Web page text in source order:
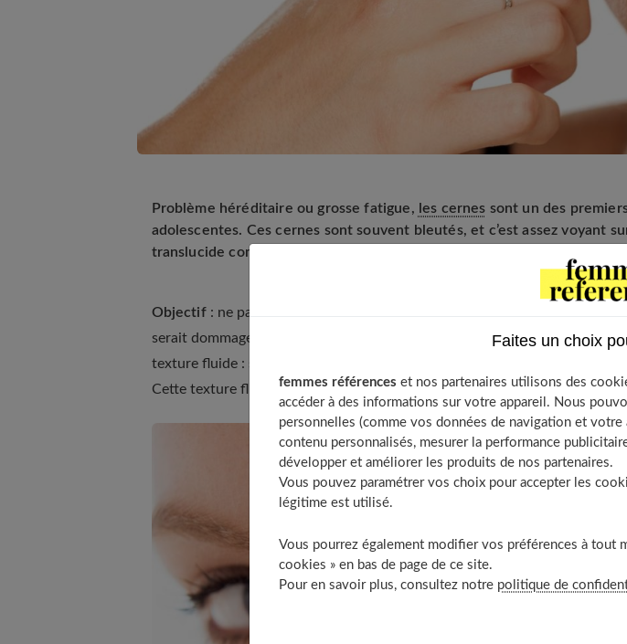
Problème héréditaire ou grosse fatigue, les cernes sont un des
adolescentes. Ces cernes sont souvent bleutés, et c’est assez voyant
translucide comme on a souvent à 15-16 ans.
Objectif: ne pas trop couvrir avec des textures épaisses (on évite les
serait dommage que le camouflage devienne plus voyant que le défaut à
texture fluide : souvent, le produit se présente dans un tube avec un
Cette texture fluide se fondra mieux sur la peau si fine du contour de l'œil.
Faites un choix
femmes références et nos partenaires utilisons des
accéder à des informations sur votre appareil. Nous
personnelles (comme vos données de navigation et
contenu personnalisés, mesurer la performance
développer et améliorer les produits de nos partenaires.
Vous pouvez paramétrer vos choix pour accepter les
légitime est utilisé.
Vous pourrez également modifier vos préférences à tout
cookies » en bas de page de ce site.
Pour en savoir plus, consultez notre politique de